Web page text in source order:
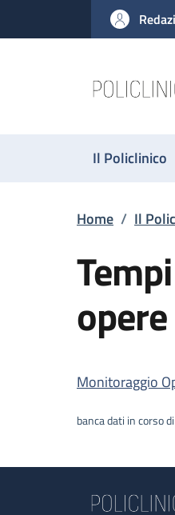
al contenuto principale
to footer content
Il Policlinico
Home / Il
Monitoraggio
banca dati in corso